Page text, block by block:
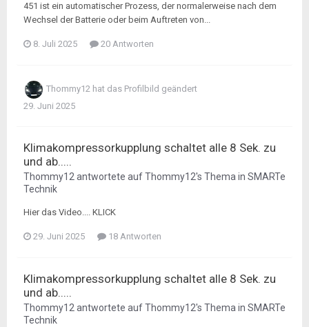
451 ist ein automatischer Prozess, der normalerweise nach dem
Wechsel der Batterie oder beim Auftreten von...
8. Juli 2025 20 Antworten
Thommy12 hat das Profilbild geändert
29. Juni 2025
Klimakompressorkupplung schaltet alle 8 Sek. zu
und ab.....
Thommy12 antwortete aufThommy12's Thema in SMARTe
Technik
Hier das Video.... KLICK
29. Juni 2025 18 Antworten
Klimakompressorkupplung schaltet alle 8 Sek. zu
und ab.....
Thommy12 antwortete aufThommy12's Thema in SMARTe
Technik